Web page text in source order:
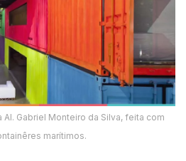
Al. Gabriel Monteiro da Silva, feita com
marítimos.